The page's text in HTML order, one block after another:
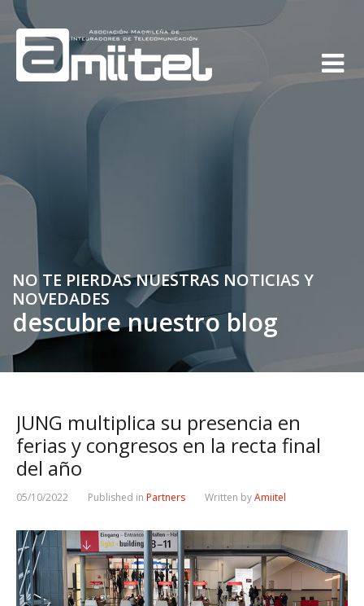
NO TE PIERDAS NUESTRAS NOTICIAS Y
NOVEDADES
descubre nuestro blog
JUNG multiplica su presencia en
ferias y congresos en la recta final
del año
05/10/2022 Published in Partners Written byAmiitel